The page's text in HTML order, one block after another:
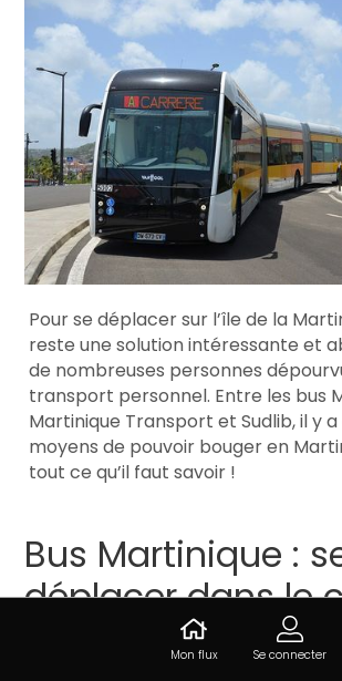
Pour se déplacer sur l’île de la
reste une solution intéressante et
de nombreuses personnes
transport personnel. Entre les bus
Martinique Transport et Sudlib, il y
moyens de pouvoir bouger en
tout ce qu’il faut savoir !
Bus Martinique :
déplacer dans le
Pour se déplacer dans le centre de
Mon flux Se connecter